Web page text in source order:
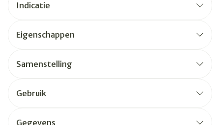
Indicatie
Eigenschappen
Samenstelling
Gebruik
Gegevens